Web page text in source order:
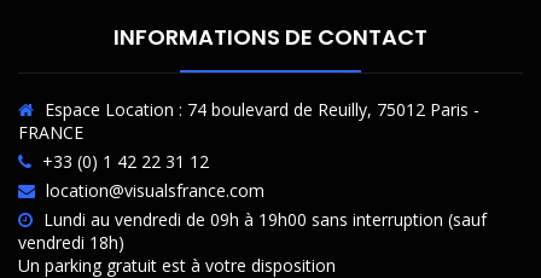
INFORMATIONS DE CONTACT
Espace Location : 74 boulevard de Reuilly, 75012 Paris -
FRANCE
+33 (0) 1 42 22 31 12
location@visualsfrance.com
Lundi au vendredi de 09h à 19h00 sans interruption (sauf
vendredi 18h)
Un parking gratuit est à votre disposition